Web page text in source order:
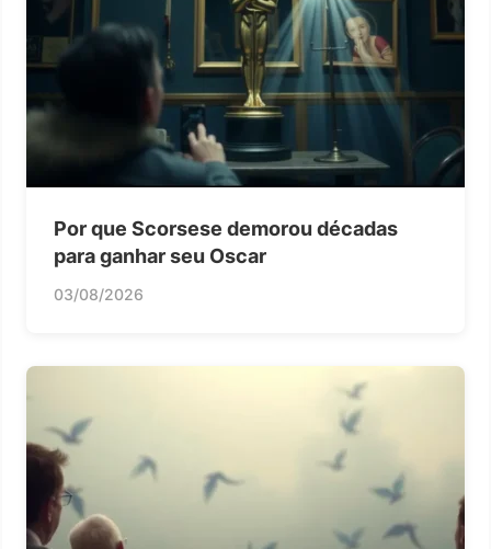
Por que Scorsese demorou décadas
para ganhar seu Oscar
03/08/2026